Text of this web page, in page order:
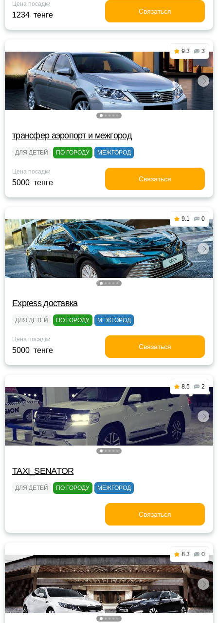
Цена посадки
1234 тенге Связаться
9.3 3
трансфер аэропорт и межгород
ДЛЯ ДЕТЕЙ ПО ГОРОДУ МЕЖГОРОД
Цена посадки
5000 тенге Связаться
9.1 0
Express доставка
ДЛЯ ДЕТЕЙ ПО ГОРОДУ МЕЖГОРОД
Цена посадки
5000 тенге Связаться
8.5 2
TAXI_SENATOR
ДЛЯ ДЕТЕЙ ПО ГОРОДУ МЕЖГОРОД
Связаться
8.3 0